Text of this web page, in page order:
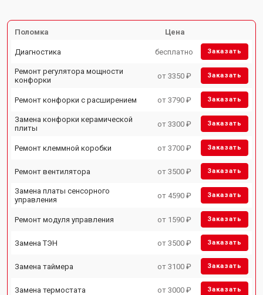
Поломка Цена
Диагностика бесплатно Заказать
Ремонт регулятора мощности
конфорки
от 3350 ₽ Заказать
Ремонт конфорки с расширением от 3790 ₽ Заказать
Замена конфорки керамической
плиты
от 3300 ₽ Заказать
Ремонт клеммной коробки от 3700 ₽ Заказать
Ремонт вентилятора от 3500 ₽ Заказать
Замена платы сенсорного
управления
от 4590 ₽ Заказать
Ремонт модуля управления от 1590 ₽ Заказать
Замена ТЭН от 3500 ₽ Заказать
Замена таймера от 3100 ₽ Заказать
Замена термостата от 3000 ₽ Заказать